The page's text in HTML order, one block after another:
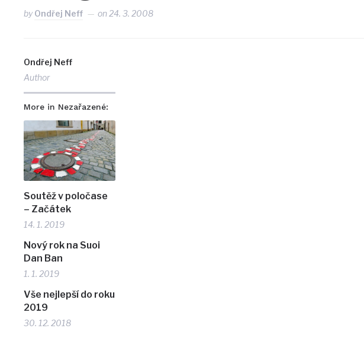
byOndřej Neff on24. 3. 2008
Ondřej Neff
Author
More in Nezařazené:
Soutěž v poločase
– Začátek
14. 1. 2019
Nový rok na Suoi
Dan Ban
1. 1. 2019
Vše nejlepší do roku
2019
30. 12. 2018